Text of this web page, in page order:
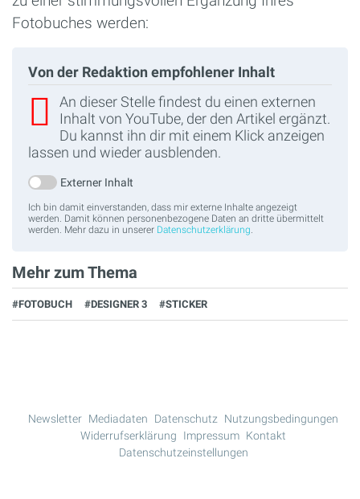
Fotobuches werden:
Von der Redaktion empfohlener Inhalt
An dieser Stelle findest du einen externen
Inhalt von YouTube, der den Artikel ergänzt.
Du kannst ihn dir mit einem Klick anzeigen
lassen und wieder ausblenden.
Externer Inhalt
Ich bin damit einverstanden, dass mir externe Inhalte angezeigt
werden. Damit können personenbezogene Daten an dritte übermittelt
werden. Mehr dazu in unserer Datenschutzerklärung
Mehr zum Thema
#FOTOBUCH #DESIGNER 3 #STICKER
Newsletter Mediadaten Datenschutz
Nutzungsbedingungen
Widerrufserklärung
Impressum Kontakt
Datenschutzeinstellungen